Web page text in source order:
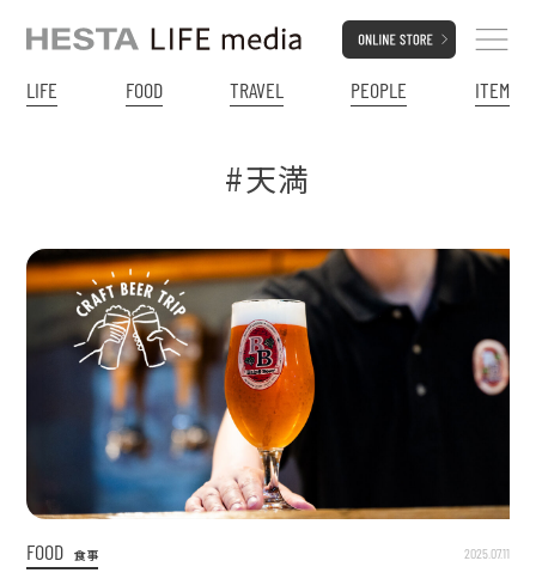
LIFE FOOD TRAVEL PEOPLE ITEM
#天満
FOOD 食事 2025.07.11